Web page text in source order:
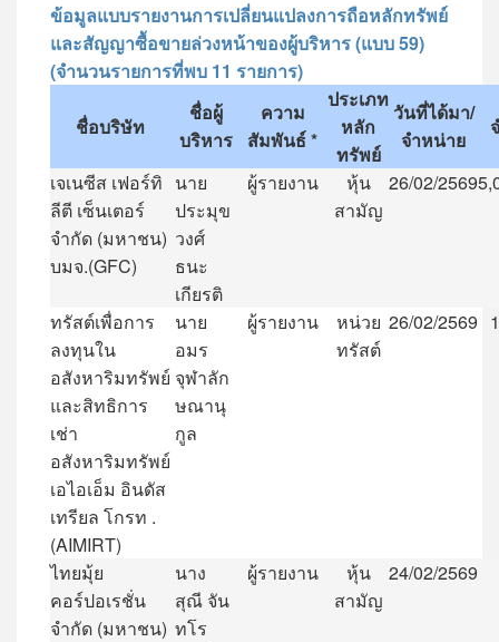
ข้อมูลแบบรายงานการเปลี่ยนแปลงการถือหลักทรัพย์
และสัญญาซื้อขายล่วงหน้าของผู้บริหาร (แบบ 59)
(จำนวนรายการที่พบ 11 รายการ)
ชื่อบริษัท
ชื่อผู้
บริหาร
ความ
สัมพันธ์*
ประเภท
หลัก
ทรัพย์
วันที่ได้มา/
จำหน่าย
เจเนซีส เฟอร์ทิ
ลีตี เซ็นเตอร์
จำกัด (มหาชน)
บมจ.(GFC)
นาย
ประมุข
วงศ์
ธนะ
เกียรติ
ผู้รายงาน
หุ้น
สามัญ
26/02/2569
ทรัสต์เพื่อการ
ลงทุนใน
อสังหาริมทรัพย์
และสิทธิการ
เช่า
อสังหาริมทรัพย์
เอไอเอ็ม อินดัส
เทรียล โกรท .
(AIMIRT)
นาย
อมร
จุฬาลัก
ษณานุ
กูล
ผู้รายงาน
หน่วย
ทรัสต์
26/02/2569
ไทยมุ้ย
คอร์ปอเรชั่น
จำกัด (มหาชน)
นาง
สุณี จัน
ทโร
ผู้รายงาน
หุ้น
สามัญ
24/02/2569